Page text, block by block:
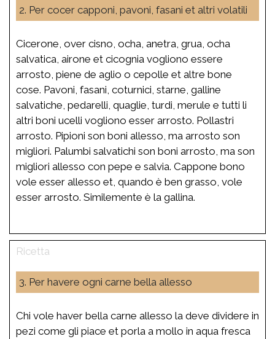
2. Per cocer capponi, pavoni, fasani et altri volatili
Cicerone, over cisno, ocha, anetra, grua, ocha
salvatica, airone et cicognia vogliono essere
arrosto, piene de aglio o cepolle et altre bone
cose. Pavoni, fasani, coturnici, starne, galline
salvatiche, pedarelli, quaglie, turdi, merule e tutti li
altri boni ucelli vogliono esser arrosto. Pollastri
arrosto. Pipioni son boni allesso, ma arrosto son
migliori. Palumbi salvatichi son boni arrosto, ma son
migliori allesso con pepe e salvia. Cappone bono
vole esser allesso et, quando è ben grasso, vole
esser arrosto. Similemente è la gallina.
3. Per havere ogni carne bella allesso
Chi vole haver bella carne allesso la deve dividere in
pezi come gli piace et porla a mollo in aqua fresca